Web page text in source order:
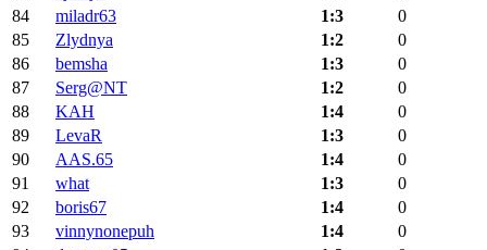
84
miladr63 1:3
0
85
Zlydnya 1:2
0
86
bemsha 1:3
0
87
Serg@NT 1:2
0
88
KAH 1:4
0
89
LevaR 1:3
0
90
AAS.65 1:4
0
91
what 1:3
0
92
boris67 1:4
0
93
vinnynonepuh 1:4
0